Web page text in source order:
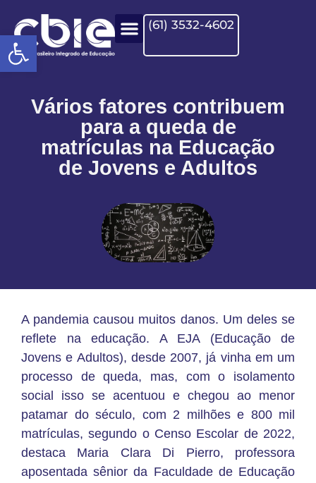
Open toolbar
(61) 3532-4602
Vários fatores contribuem
para a queda de
matrículas na Educação
de Jovens e Adultos
A pandemia causou muitos danos. Um deles se
reflete na educação. A EJA (Educação de
Jovens e Adultos), desde 2007, já vinha em um
processo de queda, mas, com o isolamento
social isso se acentuou e chegou ao menor
patamar do século, com 2 milhões e 800 mil
matrículas, segundo o Censo Escolar de 2022,
destaca Maria Clara Di Pierro, professora
aposentada sênior da Faculdade de Educação